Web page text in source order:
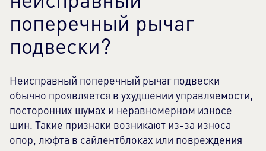
поперечный рычаг
подвески?
Неисправный поперечный рычаг подвески
обычно проявляется в ухудшении управляемости,
посторонних шумах и неравномерном износе
шин. Такие признаки возникают из-за износа
опор, люфта в сайлентблоках или повреждения